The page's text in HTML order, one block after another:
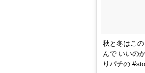
秋と冬はこ
んで いいの
りパチの